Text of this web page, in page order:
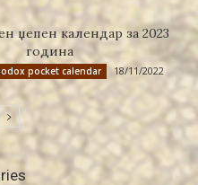
џепен календар за 2023
година
pocket calendar 18/11/2022